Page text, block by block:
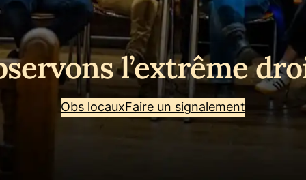
l’extrême
Obs locauxFaire un signalement